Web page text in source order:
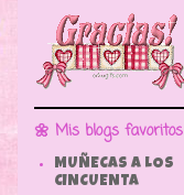
🌼 Mis blogs favoritos
MUÑECAS A LOS
CINCUENTA